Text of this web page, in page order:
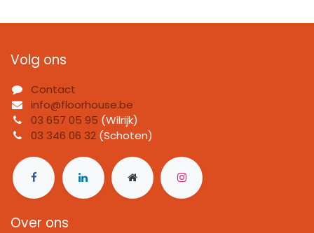
Volg ons
Contact
info@floorhouse.be
03 657 05 95 (Wilrijk)
03 346 06 32 (Schoten)
Over ons